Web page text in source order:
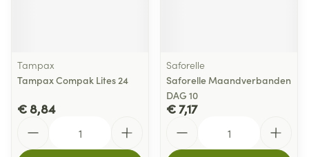
Tampax
Tampax Compak Lites 24
€ 8,84
Saforelle
Saforelle Maandverbanden
DAG 10
€ 7,17